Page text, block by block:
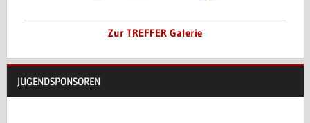
Zur TREFFER Galerie
JUGENDSPONSOREN